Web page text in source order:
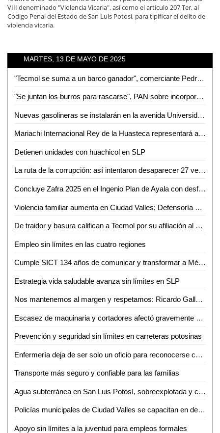
VIII denominado "Violencia Vicaria", así como el artículo 207 Ter, al
Código Penal del Estado de San Luis Potosí, para tipificar el delito de
violencia vicaria.
MARTES, 13 DE MAYO DE 2025
"Tecmol se suma a un barco ganador", comerciante Pedro "Peque" López
"Se juntan los burros para rascarse", PAN sobre incorporación de Tecmol al Partido Verde
Nuevas gasolineras se instalarán en la avenida Universidad de Ciudad Valles
Mariachi Internacional Rey de la Huasteca representará a México en Hungría
Detienen unidades con huachicol en SLP
La ruta de la corrupción: así intentaron desaparecer 27 vehículos del Ayuntamiento de San Luis Potosí
Concluye Zafra 2025 en el Ingenio Plan de Ayala con desfile simbólico
Violencia familiar aumenta en Ciudad Valles; Defensoría Social atiende hasta 400 casos al mes
De traidor y basura califican a Tecmol por su afiliación al Verde
Empleo sin límites en las cuatro regiones
Cumple SICT 134 años de comunicar y transformar a México
Estrategia vida saludable avanza sin límites en SLP
Nos mantenemos al margen y respetamos: Ricardo Gallardo se deslinda de afiliación de Tecmol al Verde
Escasez de maquinaria y cortadores afectó gravemente Zafra 2024–2025 en Ingenio Plan de Ayala
Prevención y seguridad sin límites en carreteras potosinas
Enfermería deja de ser solo un oficio para reconocerse como una carrera profesional en SLP
Transporte más seguro y confiable para las familias
Agua subterránea en San Luis Potosí, sobreexplotada y contaminada, advierte investigador de la UASLP
Policías municipales de Ciudad Valles se capacitan en delitos cibernéticos
Apoyo sin límites a la juventud para empleos formales